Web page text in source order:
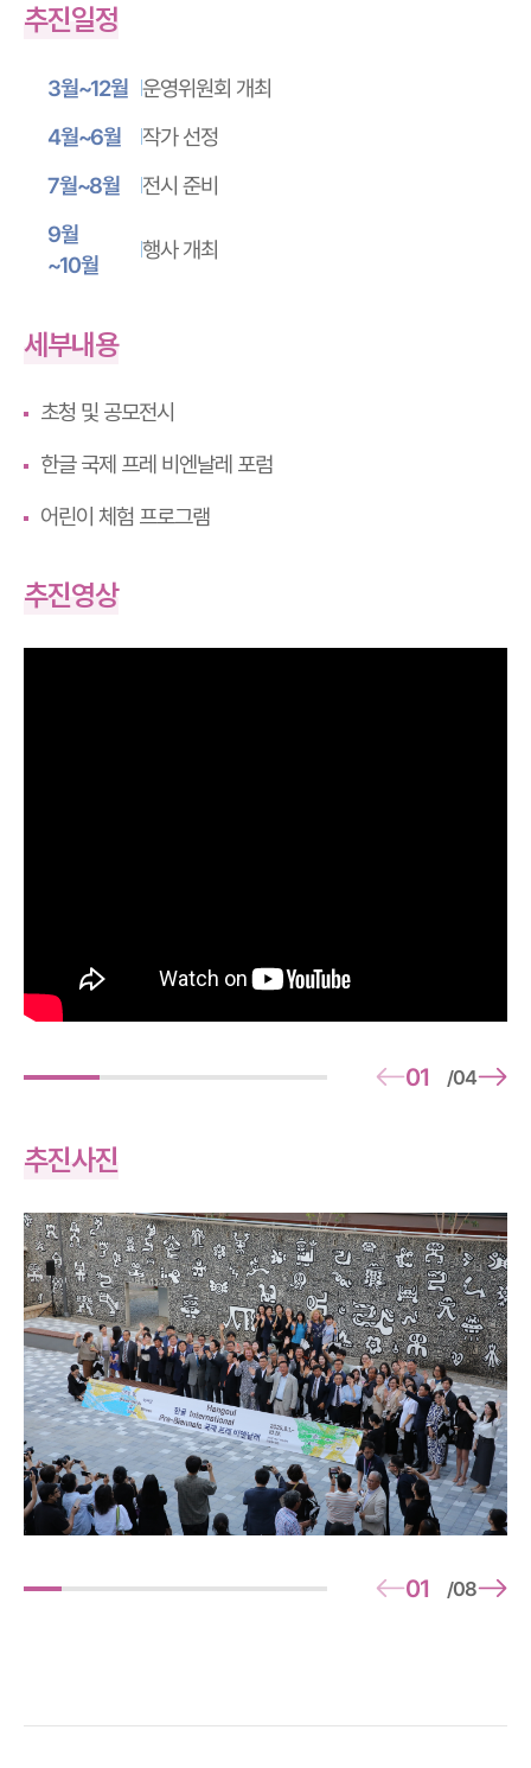
추진일정
3월~12월 운영위원회 개최
4월~6월 작가 선정
7월~8월 전시 준비
9월
~10월
행사 개최
세부내용
초청 및 공모전시
한글 국제 프레 비엔날레 포럼
어린이 체험 프로그램
추진영상
01 /04
추진사진
01 /08